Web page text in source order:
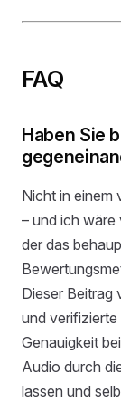
FAQ
Haben Sie
Nicht in einem
– und ich wäre
der das
Dieser Beitrag
und verifizierte
Genauigkeit
Audio durch
lassen und